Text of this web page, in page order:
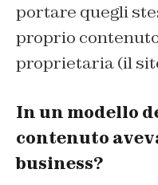
portare quegli
proprio
proprietaria (il
In un modello
contenuto
business?